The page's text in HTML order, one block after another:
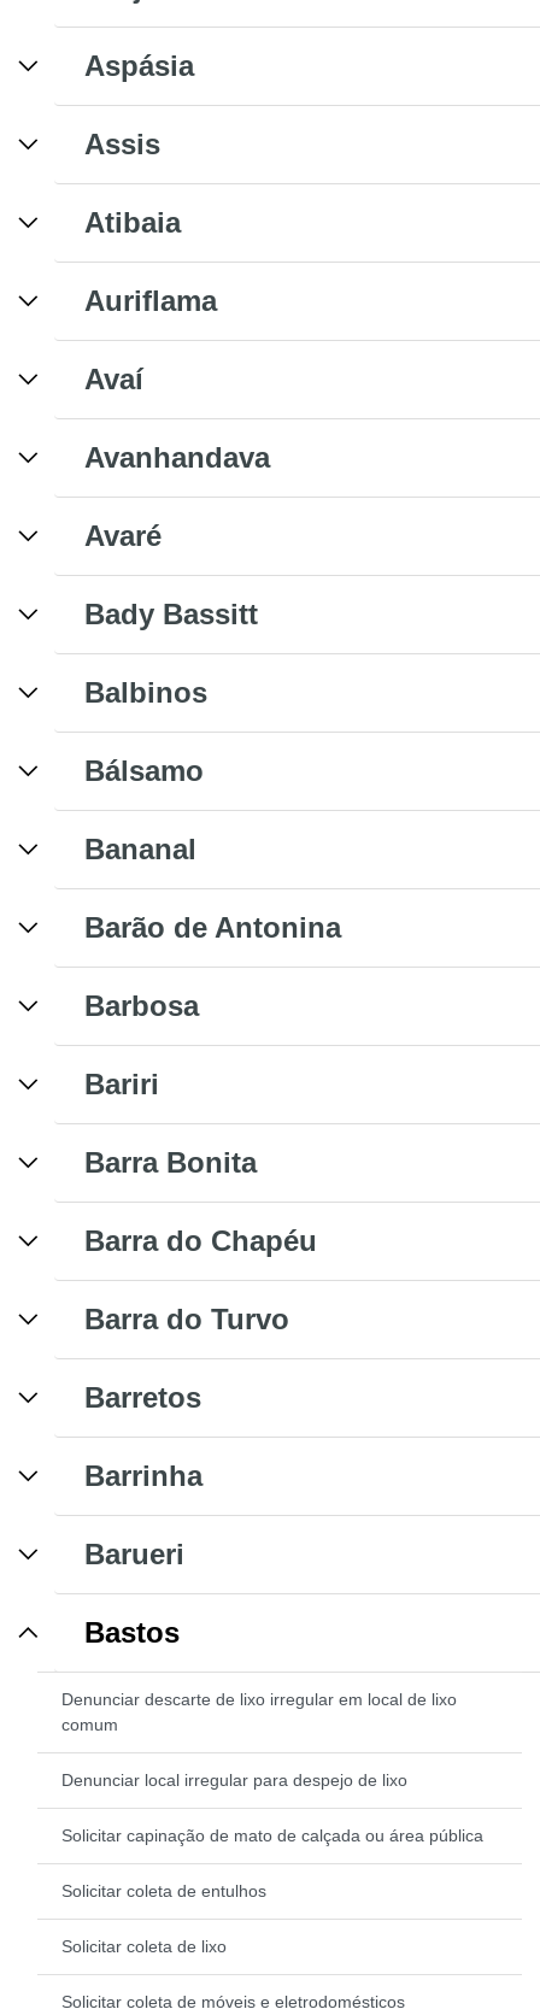
Aspásia
Assis
Atibaia
Auriflama
Avaí
Avanhandava
Avaré
Bady Bassitt
Balbinos
Bálsamo
Bananal
Barão de Antonina
Barbosa
Bariri
Barra Bonita
Barra do Chapéu
Barra do Turvo
Barretos
Barrinha
Barueri
Bastos
Denunciar descarte de lixo irregular em local de lixo
comum
Denunciar local irregular para despejo de lixo
Solicitar capinação de mato de calçada ou área pública
Solicitar coleta de entulhos
Solicitar coleta de lixo
Solicitar coleta de móveis e eletrodomésticos